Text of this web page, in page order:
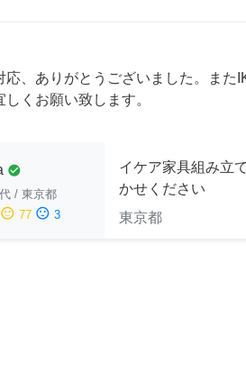
応、ありがとうございました。また
くお願い致します。
check_circle
/ 東京都
sentiment_neutral 77 sentiment_dissatisfied 3
イケア家具組み立
かせください
東京都